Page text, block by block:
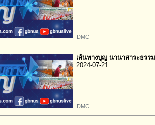
DMC
เส้นทางบุญ นานาสาระธรรม
2024-07-21
DMC